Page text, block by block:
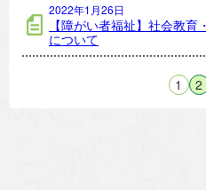
2022年1月26日
【障がい者福祉】社会教
について
1 2